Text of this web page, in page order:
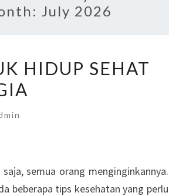
July 2026
HIDUP SEHAT
semua orang menginginkannya.
beberapa tips kesehatan yang perlu